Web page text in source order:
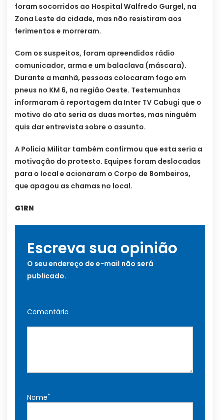
foram socorridos ao Hospital Walfredo Gurgel, na
Zona Leste da cidade, mas não resistiram aos
ferimentos e morreram.
Com os suspeitos, foram apreendidos rádio
comunicador, arma e um balaclava (máscara).
Durante a manhã, pessoas colocaram fogo em
pneus no KM 6, na região Oeste. Testemunhas
informaram à reportagem da Inter TV Cabugi que o
motivo do ato seria as duas mortes, mas ninguém
quis dar entrevista sobre o assunto.
A Polícia Militar também confirmou que esta seria a
motivação do protesto. Equipes foram deslocadas
para o local e acionaram o Corpo de Bombeiros,
que apagou as chamas no local.
G1RN
Escreva sua opinião
O seu endereço de e-mail não será
publicado.
Comentário
Nome*